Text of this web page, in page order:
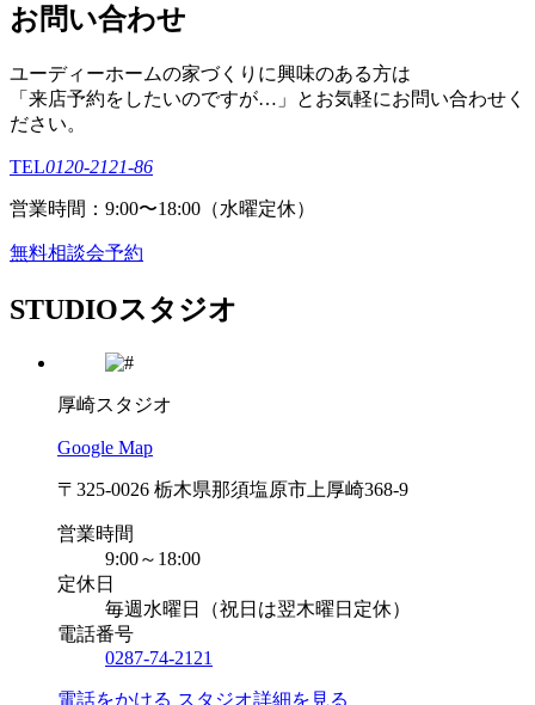
お問い合わせ
ユーディーホームの家づくりに興味のある⽅は
「来店予約をしたいのですが…」とお気軽にお問い合わせく
ださい。
TEL0120-2121-86
営業時間：9:00〜18:00（⽔曜定休）
無料相談会予約
STUDIOスタジオ
厚崎スタジオ
Google Map
〒325-0026 栃木県那須塩原市上厚崎368-9
営業時間
9:00～18:00
定休日
毎週水曜日（祝日は翌木曜日定休）
電話番号
0287-74-2121
電話をかける スタジオ詳細を見る